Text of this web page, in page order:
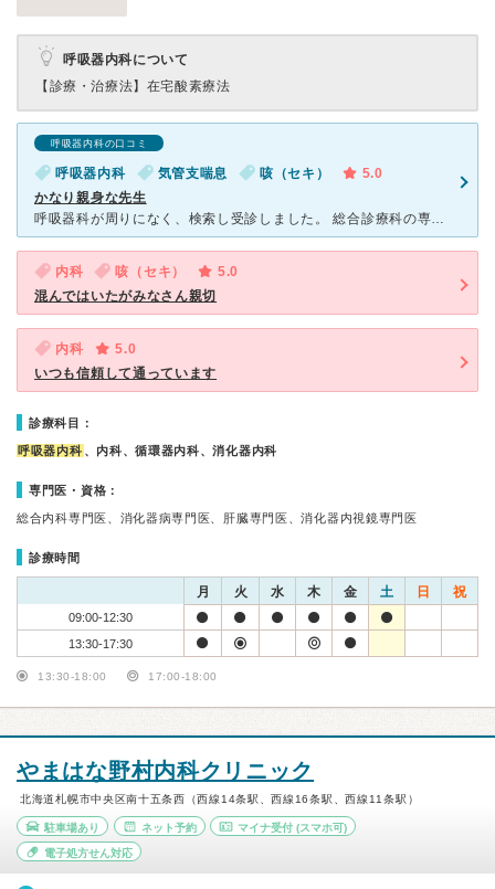
呼吸器内科について
【診療・治療法】 在宅酸素療法
呼吸器内科の口コミ
呼吸器内科 気管支喘息 咳（セキ）
5.0
かなり親身な先生
呼吸器科が周りになく、検索し受診しました。 総合診療科の専門らしく、色々な患者さんが来ていますね～ 先生は優しく、細かく症状など聞いてきた上で消去法で病気がわかる感じですので何でも話すのが大切です
内科 咳（セキ）
5.0
混んではいたがみなさん親切
内科
5.0
いつも信頼して通っています
診療科目：
呼吸器内科 、内科、循環器内科、消化器内科
専門医・資格：
総合内科専門医、消化器病専門医、肝臓専門医、消化器内視鏡専門医
診療時間
月 火 水 木 金 土 日 祝
09:00-12:30
13:30-17:30
13:30-18:00 17:00-18:00
やまはな野村内科クリニック
北海道札幌市中央区南十五条西（西線14条駅、西線16条駅、西線11条駅）
駐車場あり ネット予約 マイナ受付 (スマホ可)
電子処方せん対応